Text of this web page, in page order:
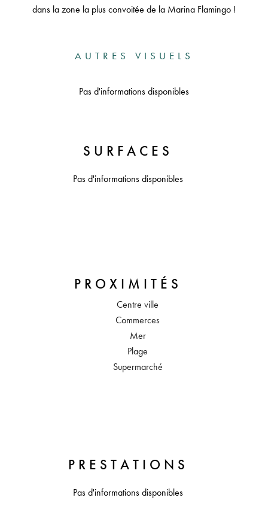
dans la zone la plus convoitée de la Marina Flamingo !
AUTRES VISUELS
Pas d'informations disponibles
SURFACES
Pas d'informations disponibles
PROXIMITÉS
Centre ville
Commerces
Mer
Plage
Supermarché
PRESTATIONS
Pas d'informations disponibles